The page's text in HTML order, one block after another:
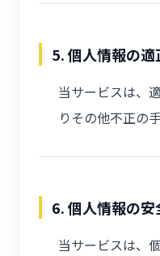
5. 個人情報の
当サービスは、
りその他不正の
6. 個人情報の安
当サービスは、